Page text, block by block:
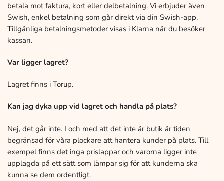
betala mot faktura, kort eller delbetalning. Vi erbjuder även
Swish, enkel betalning som går direkt via din Swish-app.
Tillgänliga betalningsmetoder visas i Klarna när du besöker
kassan.
Var ligger lagret?
Lagret finns i Torup.
Kan jag dyka upp vid lagret och handla på plats?
Nej, det går inte. I och med att det inte är butik är tiden
begränsad för våra plockare att hantera kunder på plats. Till
exempel finns det inga prislappar och varorna ligger inte
upplagda på ett sätt som lämpar sig för att kunderna ska
kunna se dem ordentligt.